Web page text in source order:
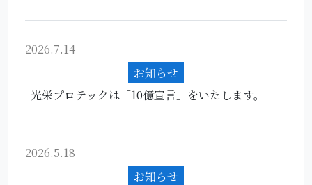
2026.7.14
お知らせ
光栄プロテックは「10億宣言」をいたします。
2026.5.18
お知らせ